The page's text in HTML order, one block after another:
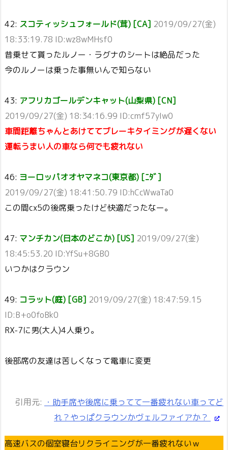
42: スコティッシュフォールド(茸) [CA] 2019/09/27(金)
18:33:19.78 ID:wz8wMHsf0
昔乗せて貰ったルノー・ラグナのシートは絶品だった
今のルノーは乗った事無いんで知らない
43: アフリカゴールデンキャット(山梨県) [CN]
2019/09/27(金) 18:34:16.99 ID:cmf57yIw0
車間距離ちゃんとあけててブレーキタイミングが遅くない
運転うまい人の車なら何でも疲れない
46: ヨーロッパオオヤマネコ(東京都) [ﾆﾀﾞ]
2019/09/27(金) 18:41:50.79 ID:hCcWwaTa0
この間cx5の後席乗ったけど快適だったなー。
47: マンチカン(日本のどこか) [US] 2019/09/27(金)
18:45:53.20 ID:YfSu+8GB0
いつかはクラウン
49: コラット(庭) [GB] 2019/09/27(金) 18:47:59.15
ID:B+o0foBk0
RX-7に男(大人)4人乗り。
後部席の友達は苦しくなって電車に変更
引用元: ・助手席や後席に乗ってて一番疲れない車ってど
れ？やっぱクラウンかヴェルファイアか？
高速バスの個室寝台リクライニングが一番疲れないｗ